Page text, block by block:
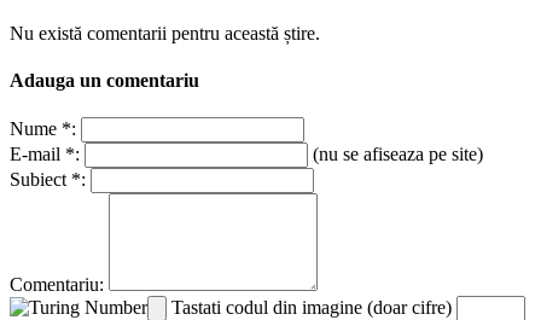
Nu există comentarii pentru această știre.
Adauga un comentariu
Nume *:
E-mail *:
(nu se afiseaza pe site)
Subiect *:
Comentariu:
Tastati codul din imagine (doar cifre)